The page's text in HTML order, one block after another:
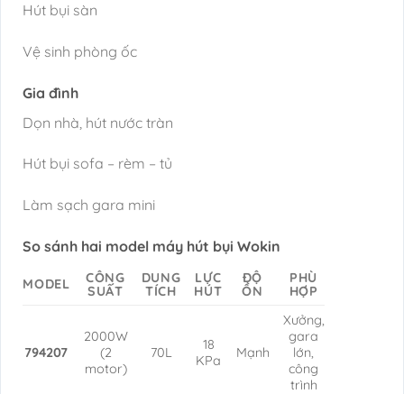
Hút bụi sàn
Vệ sinh phòng ốc
Gia đình
Dọn nhà, hút nước tràn
Hút bụi sofa – rèm – tủ
Làm sạch gara mini
So sánh hai model máy hút bụi Wokin
MODEL
CÔNG
SUẤT
DUNG
TÍCH
LỰC
HÚT
ĐỘ
ỒN
PHÙ
HỢP
794207
2000W
(2
motor)
70L
18
KPa
Mạnh
Xưởng,
gara
lớn,
công
trình